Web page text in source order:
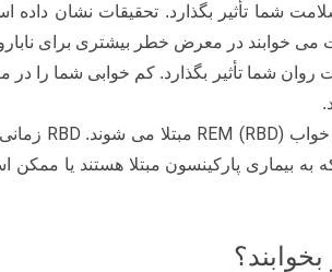
شما تأثیر بگذارد. تحقیقات نشان
روان شما تأثیر بگذارد. کم خوابی شما را
خواب REM (RBD) مبتلا می شوند. RBD
به بیماری پارکینسون مبتلا هستند یا ممکن